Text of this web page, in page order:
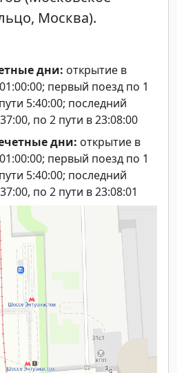
Москва).
дни: открытие в
первый поезд по 1
5:40:00; последний
по 2 пути в 23:08:00
дни: открытие в
первый поезд по 1
5:40:00; последний
по 2 пути в 23:08:01